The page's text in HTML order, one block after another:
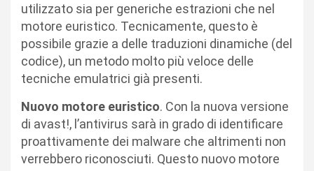
utilizzato sia per generiche estrazioni che nel
motore euristico. Tecnicamente, questo è
possibile grazie a delle traduzioni dinamiche (del
codice), un metodo molto più veloce delle
tecniche emulatrici già presenti.
Nuovo motore euristico. Con la nuova versione
di avast!, l’antivirus sarà in grado di identificare
proattivamente dei malware che altrimenti non
verrebbero riconosciuti. Questo nuovo motore